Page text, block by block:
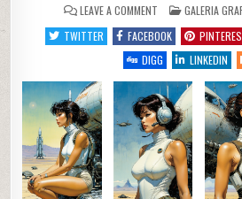
LEAVE A COMMENTON
[PNG]
Galeria
AI
99
0
72
0
POSTED
IN
GALERIA
TWITTER
FACEBOOK
DIGG
LINKEDIN